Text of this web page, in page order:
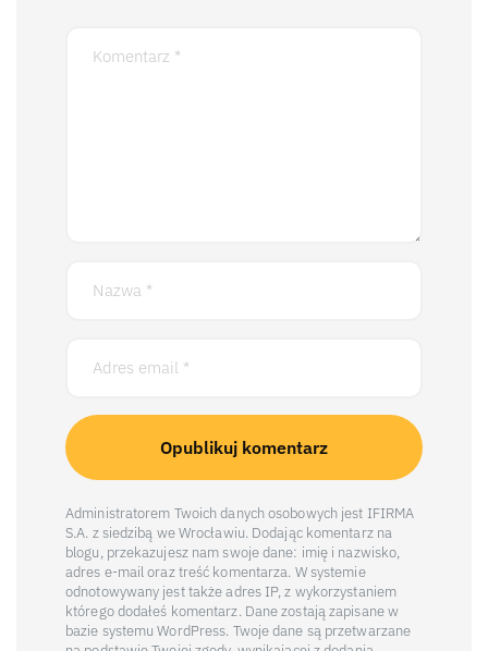
Administratorem Twoich danych osobowych jest IFIRMA
S.A. z siedzibą we Wrocławiu. Dodając komentarz na
blogu, przekazujesz nam swoje dane: imię i nazwisko,
adres e-mail oraz treść komentarza. W systemie
odnotowywany jest także adres IP, z wykorzystaniem
którego dodałeś komentarz. Dane zostają zapisane w
bazie systemu WordPress. Twoje dane są przetwarzane